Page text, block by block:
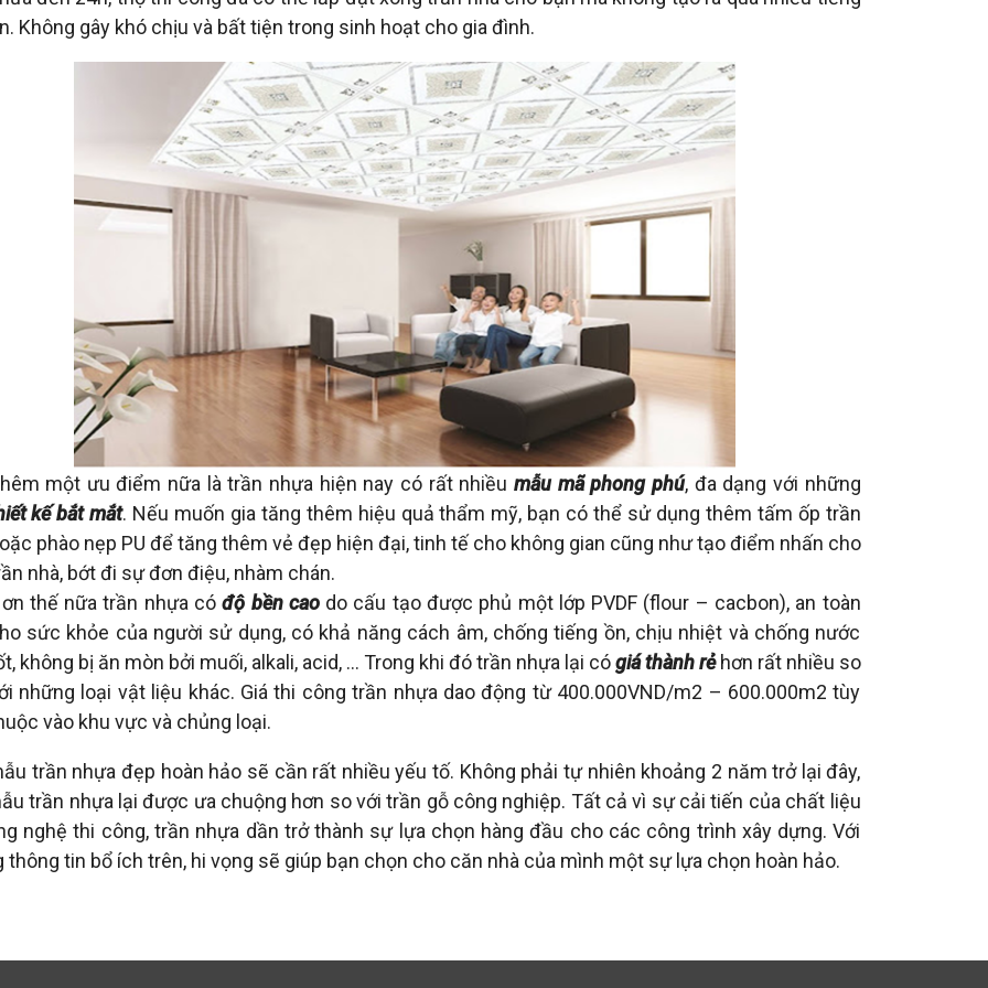
Không gây khó chịu và bất tiện trong sinh hoạt cho gia đình.
một ưu điểm nữa là trần nhựa hiện nay có rất nhiều mẫu mã phong phú, đa dạng với những
kế bắt mắt. Nếu muốn gia tăng thêm hiệu quả thẩm mỹ, bạn có thể sử dụng thêm tấm ốp trần
phào nẹp PU để tăng thêm vẻ đẹp hiện đại, tinh tế cho không gian cũng như tạo điểm nhấn cho
nhà, bớt đi sự đơn điệu, nhàm chán.
thế nữa trần nhựa cóđộ bền caodo cấu tạo được phủ một lớp PVDF (flour – cacbon), an toàn
sức khỏe của người sử dụng, có khả năng cách âm, chống tiếng ồn, chịu nhiệt và chống nước
không bị ăn mòn bởi muối, alkali, acid, … Trong khi đó trần nhựa lại cógiá thành rẻhơn rất nhiều so
những loại vật liệu khác. Giá thi công trần nhựa dao động từ 400.000VND/m2 – 600.000m2 tùy
vào khu vực và chủng loại.
trần nhựa đẹp hoàn hảo sẽ cần rất nhiều yếu tố. Không phải tự nhiên khoảng 2 năm trở lại đây,
trần nhựa lại được ưa chuộng hơn so với trần gỗ công nghiệp. Tất cả vì sự cải tiến của chất liệu
nghệ thi công, trần nhựa dần trở thành sự lựa chọn hàng đầu cho các công trình xây dựng. Với
thông tin bổ ích trên, hi vọng sẽ giúp bạn chọn cho căn nhà của mình một sự lựa chọn hoàn hảo.